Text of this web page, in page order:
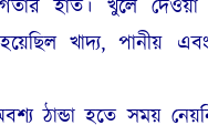
হাত। খুলে দেওয়া
খাদ্য, পানীয় এবং
ঠান্ডা হতে সময়